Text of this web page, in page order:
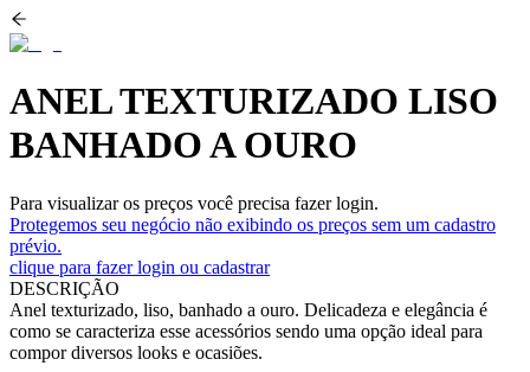
ANEL TEXTURIZADO LISO
BANHADO A OURO
Para visualizar os preços você precisa fazer login.
Protegemos seu negócio não exibindo os preços sem um cadastro
prévio.
clique para fazer login ou cadastrar
DESCRIÇÃO
Anel texturizado, liso, banhado a ouro. Delicadeza e elegância é
como se caracteriza esse acessórios sendo uma opção ideal para
compor diversos looks e ocasiões.